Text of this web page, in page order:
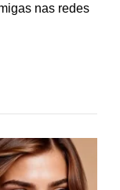
nas redes